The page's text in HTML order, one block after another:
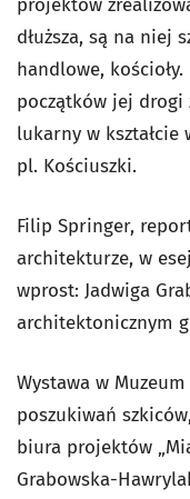
projektów
dłuższa, są na niej
handlowe,
początków jej drogi
lukarny w kształcie
pl. Kościuszki.
Filip Springer,
architekturze, w
wprost: Jadwiga
architektonicznym
Wystawa w
poszukiwań
biura projektów
Grabowska-